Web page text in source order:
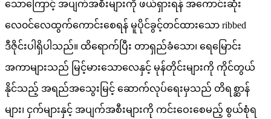
သောကြောင့် အပျက်အစီးများကို ဖယ်ရှားရန် အကောင်းဆုံး
လေ၀င်လေထွက်ကောင်းစေရန် မူပိုင်ခွင့်တင်ထားသော ribbed
ဒီဇိုင်းပါရှိပါသည်။ ထိရောက်ပြီး တာရှည်ခံသော၊ ရေမြောင်း
အကာများသည် မြင့်မားသောလေနှင့် မုန်တိုင်းများကို ကိုင်တွယ်
နိုင်သည့် အရည်အသွေးမြင့် ဆောက်လုပ်ရေးမှသည် တိရစ္ဆာန်
များ၊ ငှက်များနှင့် အပျက်အစီးများကို ကင်းဝေးစေမည့် စွယ်စုံရ